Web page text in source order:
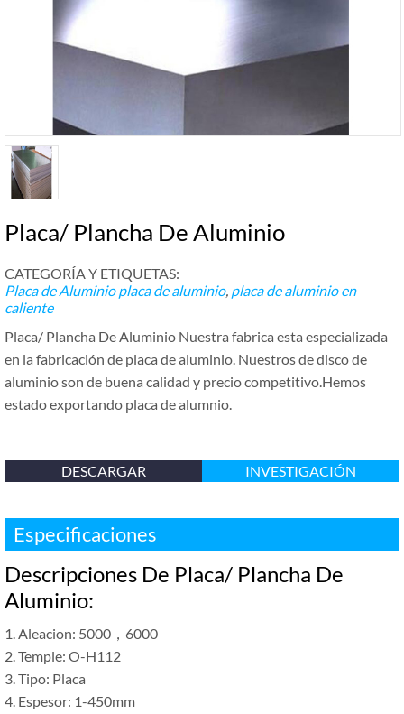
Placa/ Plancha De Aluminio
CATEGORÍA Y ETIQUETAS:
Placa de Aluminio placa de aluminio, placa de aluminio en
caliente
Placa/ Plancha De Aluminio Nuestra fabrica esta especializada
en la fabricación de placa de aluminio. Nuestros de disco de
aluminio son de buena calidad y precio competitivo.Hemos
estado exportando placa de alumnio.
DESCARGAR INVESTIGACIÓN
Especificaciones
Descripciones De Placa/ Plancha De
Aluminio:
1. Aleacion: 5000，6000
2. Temple: O-H112
3. Tipo: Placa
4. Espesor: 1-450mm